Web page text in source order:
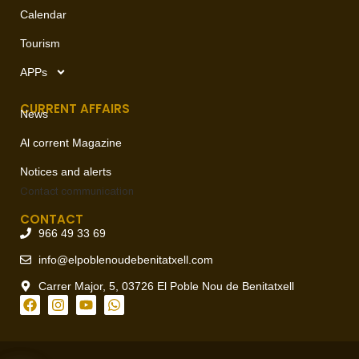
Calendar
Tourism
APPs
CURRENT AFFAIRS
News
Al corrent Magazine
Notices and alerts
Contact communication
CONTACT
966 49 33 69
info@elpoblenoudebenitatxell.com
Carrer Major, 5, 03726 El Poble Nou de Benitatxell